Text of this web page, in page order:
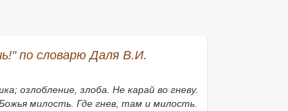
по словарю Даля В.И.
озлобление, злоба. Не карай во гневу.
милость. Где гнев, там и милость.